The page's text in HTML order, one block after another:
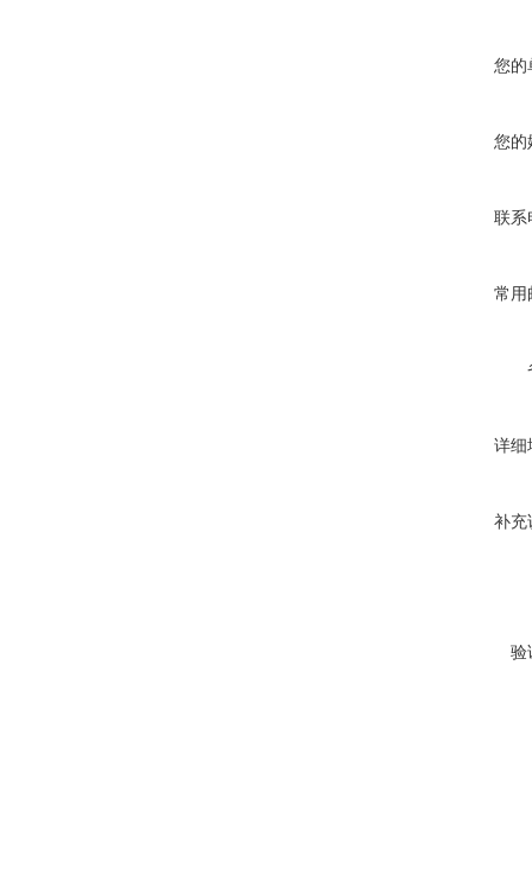
您的
您的
联系
常用
详细
补充
验